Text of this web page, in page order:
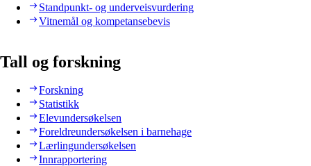
Standpunkt- og underveisvurdering
Vitnemål og kompetansebevis
Tall og forskning
Forskning
Statistikk
Elevundersøkelsen
Foreldreundersøkelsen i barnehage
Lærlingundersøkelsen
Innrapportering